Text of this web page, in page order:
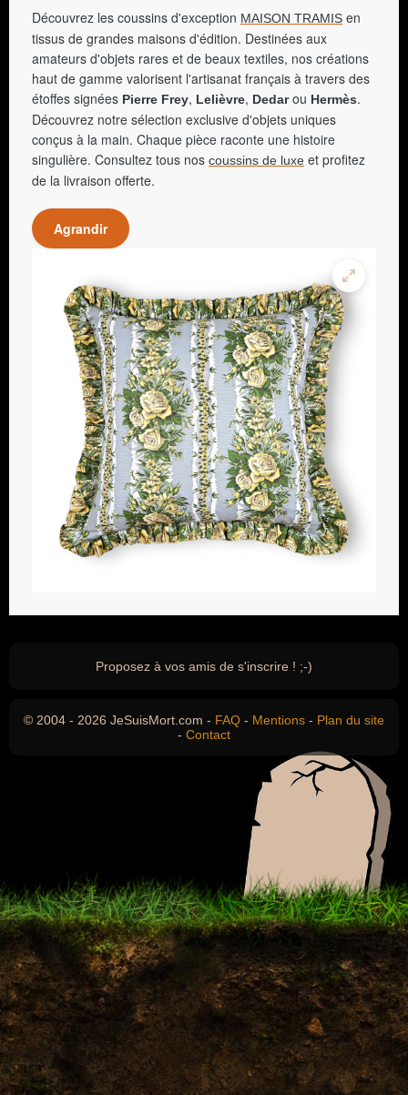
Découvrez les coussins d'exception MAISON TRAMIS en
tissus de grandes maisons d'édition. Destinées aux
amateurs d'objets rares et de beaux textiles, nos créations
haut de gamme valorisent l'artisanat français à travers des
étoffes signées Pierre Frey, Lelièvre, Dedarou Hermès.
Découvrez notre sélection exclusive d'objets uniques
conçus à la main. Chaque pièce raconte une histoire
singulière. Consultez tous nos coussins de luxe et profitez
de la livraison offerte.
Agrandir
Proposez à vos amis de s'inscrire ! ;-)
© 2004 - 2026 JeSuisMort.com - FAQ - Mentions - Plan du site
- Contact